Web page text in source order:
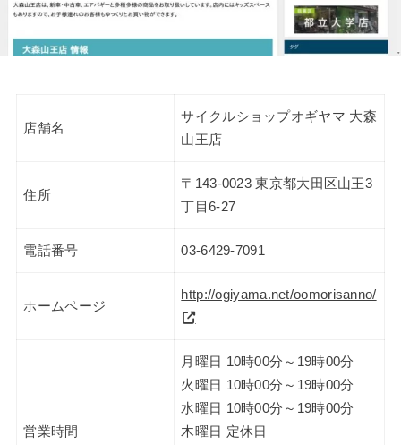
店舗名
サイクルショップオギヤマ 大森
山王店
住所
〒143-0023 東京都大田区山王3
丁目6-27
電話番号 03-6429-7091
ホームページ
http://ogiyama.net/oomorisanno/
営業時間
月曜日 10時00分～19時00分
火曜日 10時00分～19時00分
水曜日 10時00分～19時00分
木曜日 定休日